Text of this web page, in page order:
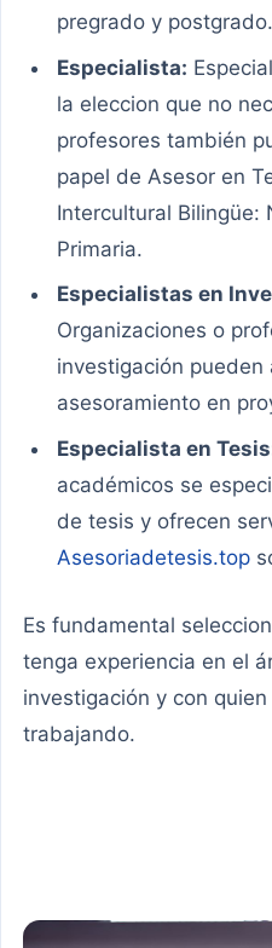
pregrado y postgrado.
Especialista:
la eleccion que no
profesores también
papel de Asesor en
Intercultural Bilingüe:
Primaria.
Especialistas en
Organizaciones o
investigación pueden
asesoramiento en
Especialista en
académicos se
de tesis y ofrecen
Asesoriadetesis.top
Es fundamental
tenga experiencia en el
investigación y con
trabajando.